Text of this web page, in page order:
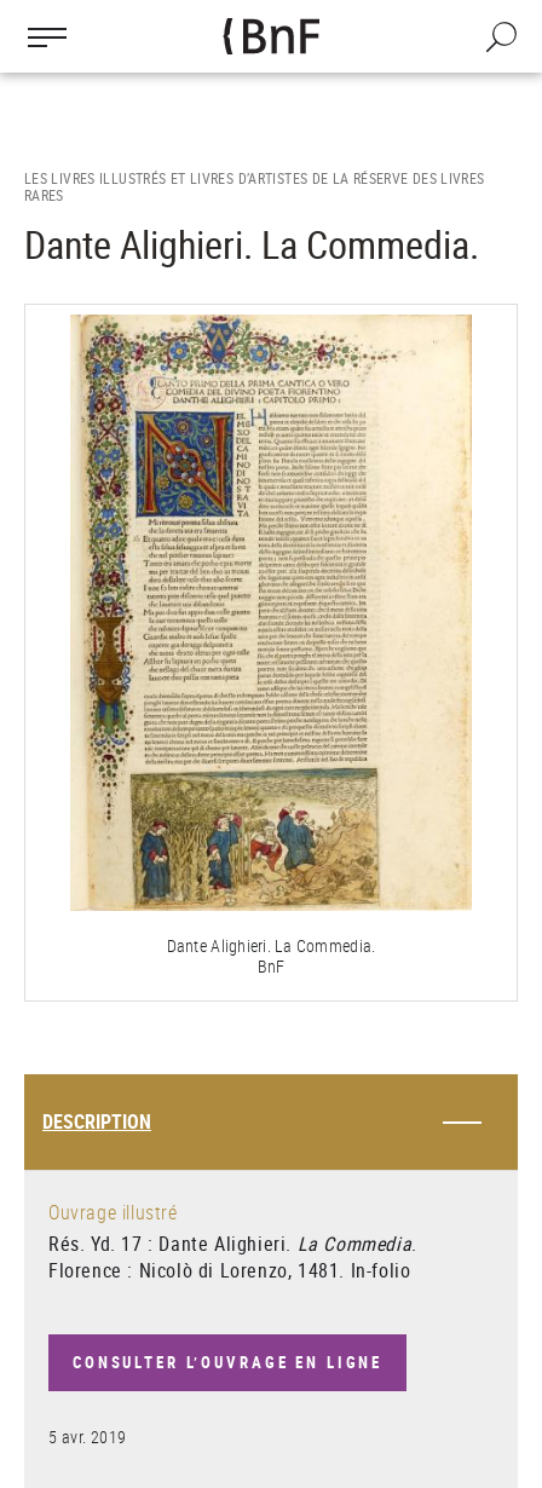
contenu
Recherche
LES LIVRES ILLUSTRÉS ET LIVRES D’ARTISTES DE LA RÉSERVE DES LIVRES
RARES
Dante Alighieri. La Commedia.
Dante Alighieri. La Commedia.
BnF
DESCRIPTION
Ouvrage illustré
Rés. Yd. 17 : Dante Alighieri. La Commedia.
Florence : Nicolò di Lorenzo, 1481. In-folio
CONSULTER L’OUVRAGE EN LIGNE
5 avr. 2019